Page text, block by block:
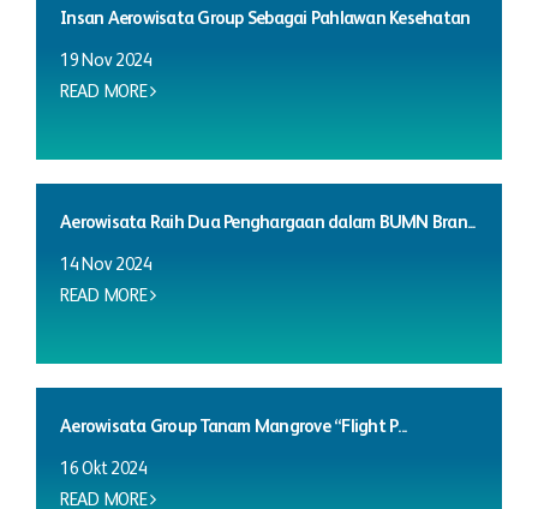
Insan Aerowisata Group Sebagai Pahlawan Kesehatan
19 Nov 2024
READ MORE
Aerowisata Raih Dua Penghargaan dalam BUMN Bran...
14 Nov 2024
READ MORE
Aerowisata Group Tanam Mangrove “Flight P...
16 Okt 2024
READ MORE